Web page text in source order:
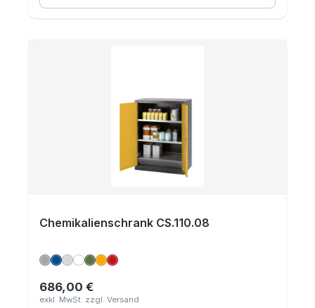
Chemikalienschrank CS.110.08
Regulärer Preis:
686,00 €